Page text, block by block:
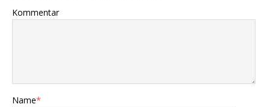
Kommentar
Name*